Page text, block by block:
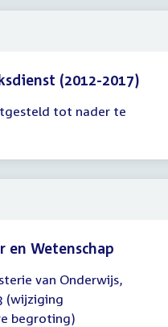
(2012-2017)
tot nader te
en Wetenschap
van Onderwijs,
(wijziging
begroting)